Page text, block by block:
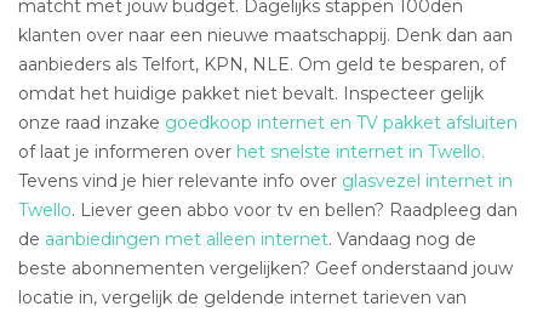
matcht met jouw budget. Dagelijks stappen 100den
klanten over naar een nieuwe maatschappij. Denk dan aan
aanbieders als Telfort, KPN, NLE. Om geld te besparen, of
omdat het huidige pakket niet bevalt. Inspecteer gelijk
onze raad inzake goedkoop internet en TV pakket afsluiten
of laat je informeren over het snelste internet in Twello.
Tevens vind je hier relevante info over glasvezel internet in
Twello. Liever geen abbo voor tv en bellen? Raadpleeg dan
de aanbiedingen met alleen internet. Vandaag nog de
beste abonnementen vergelijken? Geef onderstaand jouw
locatie in, vergelijk de geldende internet tarieven van